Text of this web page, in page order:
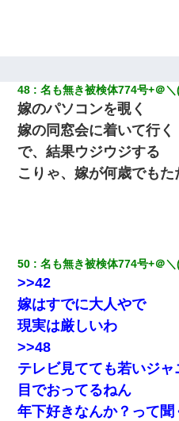
48 名も無き被検体774号+＠
嫁のパソコンを覗く
嫁の同窓会に着いて行く
で、結果ウジウジする
こりゃ、嫁が何歳でも
50 名も無き被検体774号+＠
>>42
嫁はすでに大人やで
現実は厳しいわ
>>48
テレビ見てても若いジ
目でおってるねん
年下好きなんか？って